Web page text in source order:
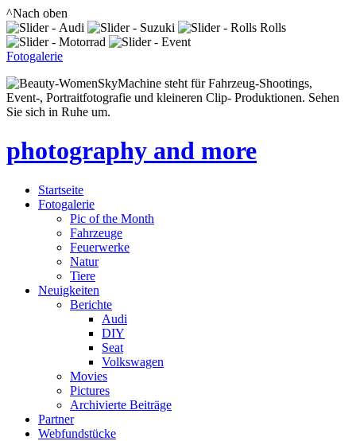
^Nach oben
Fotogalerie
SkyMachine steht für Fahrzeug-Shootings,
Event-, Portraitfotografie und kleineren Clip- Produktionen. Sehen
Sie sich in Ruhe um.
photography and more
Startseite
Fotogalerie
Pic of the Month
Fahrzeuge
Feuerwerke
Natur
Tiere
Neuigkeiten
Berichte
Audi
DIY
Seat
Volkswagen
Movies
Pictures
Archivierte Beiträge
Partner
Webfundstücke